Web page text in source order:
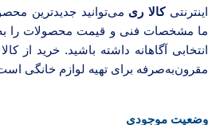
وضعیت موجودی
اینترنتیکالا ری می‌توانید جدیدترین
ما مشخصات فنی و قیمت محصولات را به
انتخابی آگاهانه داشته باشید. خرید از
مقرون‌به‌صرفه برای تهیه لوازم خانگی